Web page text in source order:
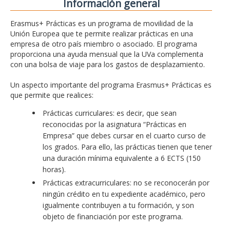
Información general
Erasmus+ Prácticas es un programa de movilidad de la
Unión Europea que te permite realizar prácticas en una
empresa de otro país miembro o asociado. El programa
proporciona una ayuda mensual que la UVa complementa
con una bolsa de viaje para los gastos de desplazamiento.
Un aspecto importante del programa Erasmus+ Prácticas es
que permite que realices:
Prácticas curriculares: es decir, que sean
reconocidas por la asignatura “Prácticas en
Empresa” que debes cursar en el cuarto curso de
los grados. Para ello, las prácticas tienen que tener
una duración mínima equivalente a 6 ECTS (150
horas).
Prácticas extracurriculares: no se reconocerán por
ningún crédito en tu expediente académico, pero
igualmente contribuyen a tu formación, y son
objeto de financiación por este programa.